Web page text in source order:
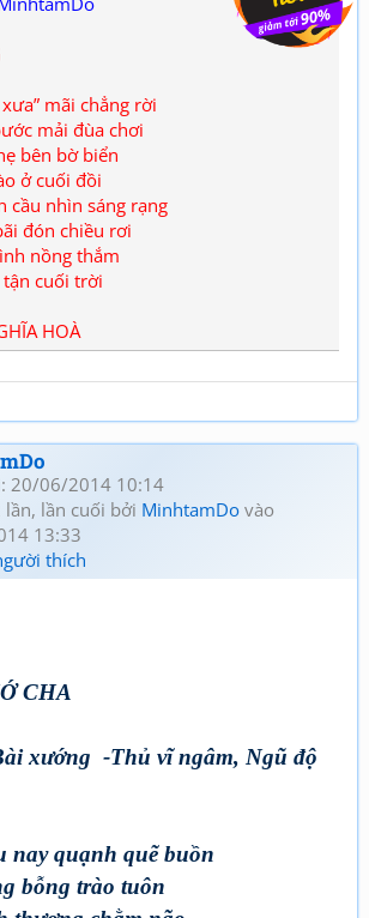
mãi chẳng rời
mải đùa chơi
bên bờ biển
ở cuối đồi
cầu nhìn sáng rạng
đón chiều rơi
nồng thắm
cuối trời
HOÀ
20/06/2014 10:14
lần cuối bởi MinhtamDo vào
13:33
thích
CHA
-Thủ vĩ ngâm, Ngũ độ
nay quạnh quẽ buồn
bỗng trào tuôn